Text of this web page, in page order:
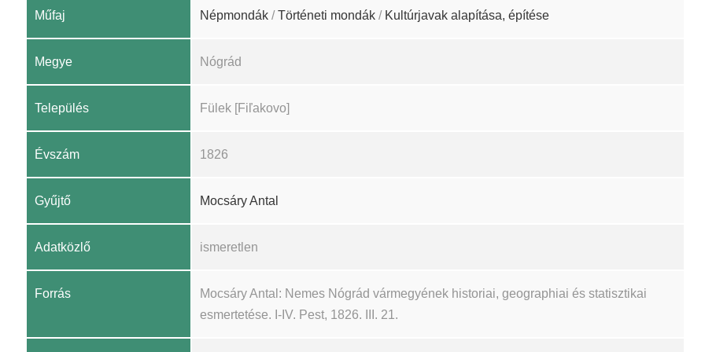
Műfaj Népmondák /Történeti mondák / Kultúrjavak alapítása, építése
Megye Nógrád
Település Fülek [Fiľakovo]
Évszám 1826
Gyűjtő Mocsáry Antal
Adatközlő ismeretlen
Forrás
Mocsáry Antal: Nemes Nógrád vármegyének historiai, geographiai és statisztikai
esmertetése. I-IV. Pest, 1826. III. 21.